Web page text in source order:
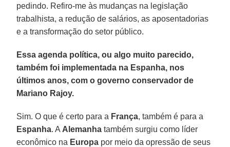
pedindo. Refiro-me às mudanças na legislação
trabalhista, a redução de salários, as aposentadorias
e a transformação do setor público.
Essa agenda política, ou algo muito parecido,
também foi implementada na Espanha, nos
últimos anos, com o governo conservador de
Mariano Rajoy.
Sim. O que é certo para a França, também é para a
Espanha. A Alemanha também surgiu como líder
econômico na Europa por meio da opressão de seus